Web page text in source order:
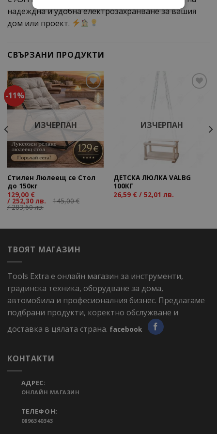
надеждна и удобна електрозахранване за вашия
дом или проект.
СВЪРЗАНИ ПРОДУКТИ
-11%
ИЗЧЕРПАН
Стилен Люлеещ се Стол
до 150кг
129,00 €
/ 252,30 лв. 145,00€
/ 283,60 лв.
ИЗЧЕРПАН
ДЕТСКА ЛЮЛКА VALBG
100КГ
26,59 € / 52,01 лв.
ТВОЯТ МАГАЗИН
Tools Extra е онлайн магазин за инструменти,
градинска техника, оборудване за дома,
автомобила и професионалния бизнес. Предлагаме
подбрани продукти, коректно обслужване и
доставка в цялата страна. facebook
КОНТАКТИ
АДРЕС:
ОНЛАЙН МАГАЗИН
ТЕЛЕФОН:
0896340343